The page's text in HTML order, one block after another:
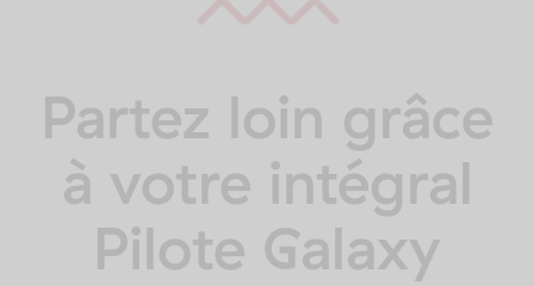
Partez loin grâce
à votre intégral
Pilote Galaxy